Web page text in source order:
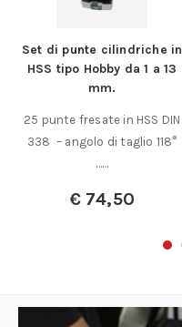
Set di punte cilindriche in
HSS tipo Hobby da 1 a 13
mm.
25 punte fresate in HSS DIN
338 – angolo di taglio 118°
……
€74,50